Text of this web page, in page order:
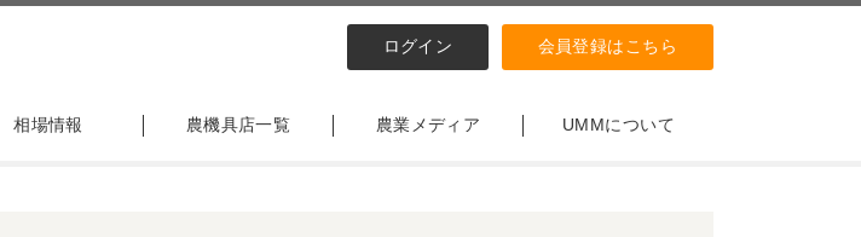
ログイン 会員登録はこちら
相場情報 農機具店一覧 農業メディア UMMについて